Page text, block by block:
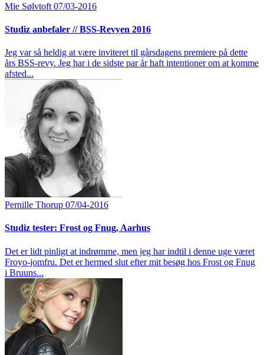
Mie Sølvtoft 07/03-2016
Studiz anbefaler // BSS-Revyen 2016
Jeg var så heldig at være inviteret til gårsdagens premiere på dette
års BSS-revy. Jeg har i de sidste par år haft intentioner om at komme
afsted...
Pernille Thorup 07/04-2016
Studiz tester: Frost og Fnug, Aarhus
Det er lidt pinligt at indrømme, men jeg har indtil i denne uge været
Froyo-jomfru. Det er hermed slut efter mit besøg hos Frost og Fnug
i Bruuns...